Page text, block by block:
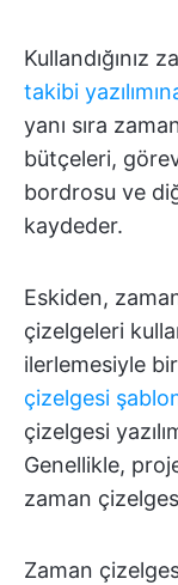
Kullandığınız
takibi
yanı sıra
bütçeleri,
bordrosu ve
kaydeder.
Eskiden,
çizelgeleri
ilerlemesiyle
çizelgesi
çizelgesi
Genellikle,
zaman
Zaman